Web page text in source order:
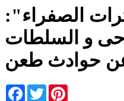
الصفراء":
و السلطات
حوادث طعن
Facebook
Twitter